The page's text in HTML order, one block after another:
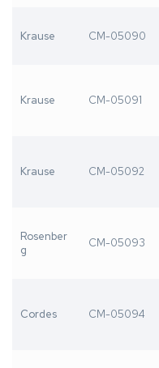
Krause CM-05090
Krause CM-05091
Krause CM-05092
Rosenber
g
CM-05093
Cordes CM-05094